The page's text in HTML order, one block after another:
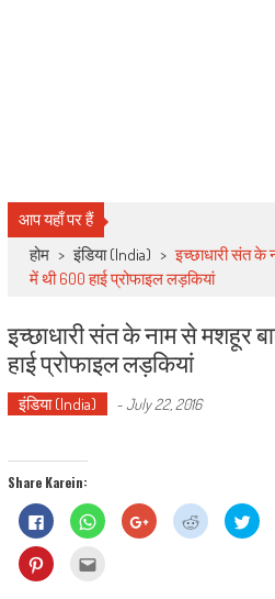
आप यहाँ पर हैं
होम > इंडिया (India) > इच्छाधारी संत के
में थी 600 हाई प्रोफाइल लड़कियां
इच्छाधारी संत के नाम से मशहूर
हाई प्रोफाइल लड़कियां
इंडिया (India) -July 22, 2016
Share Karein:
Click
to
share
on
Facebook
(Opens
Click
to
share
Click
to
share
Click
to
share
to
Click
to